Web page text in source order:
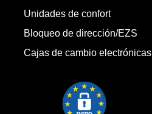
Unidades de confort
Bloqueo de dirección/EZS
Cajas de cambio electrónicas